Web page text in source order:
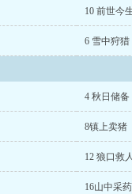
10 前世今
6 雪中狩猎
4 秋日储备
8镇上卖猪
12 狼口救人
16山中采药